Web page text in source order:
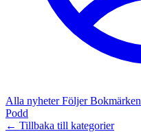
Alla nyheterFöljerBokmärken
Podd
← Tillbaka till kategorier